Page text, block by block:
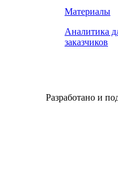
Материалы
Аналитика
заказчиков
Разработано и